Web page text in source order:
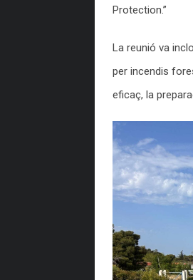
Protection.”
La reunió va
per incendis
eficaç, la